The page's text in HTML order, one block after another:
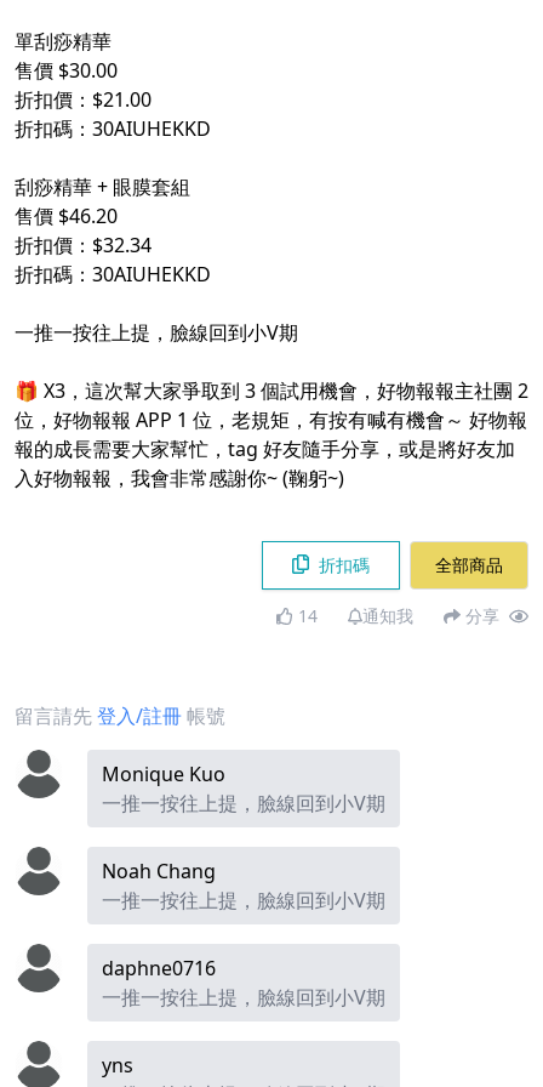
單刮痧精華
售價 $30.00
折扣價：$21.00
折扣碼：30AIUHEKKD
刮痧精華 + 眼膜套組
售價 $46.20
折扣價：$32.34
折扣碼：30AIUHEKKD
一推一按往上提，臉線回到小V期
🎁 X3，這次幫大家爭取到 3 個試用機會，好物報報主社團 2
位，好物報報 APP 1 位，老規矩，有按有喊有機會～ 好物報
報的成長需要大家幫忙，tag 好友隨手分享，或是將好友加
入好物報報，我會非常感謝你~ (鞠躬~)
折扣碼 全部商品
14 通知我 分享
留言請先登入/註冊帳號
Monique Kuo
一推一按往上提，臉線回到小V期
Noah Chang
一推一按往上提，臉線回到小V期
daphne0716
一推一按往上提，臉線回到小V期
yns